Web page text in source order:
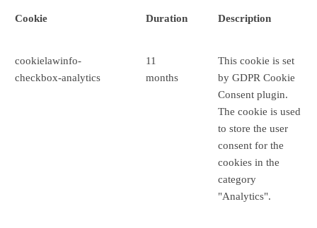
Cookie Duration Description
cookielawinfo-
checkbox-analytics
11
months
This cookie is set
by GDPR Cookie
Consent plugin.
The cookie is used
to store the user
consent for the
cookies in the
category
"Analytics".